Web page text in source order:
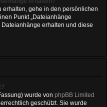
gehe in den persönlichen
Punkt „Dateianhänge
erhalten und diese
wurde von phpBB Limited
geschützt. Sie wurde